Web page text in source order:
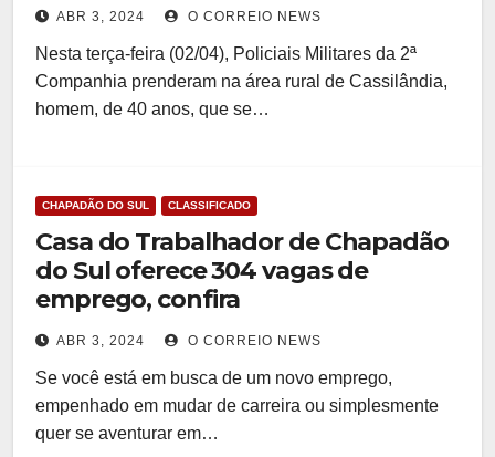
ABR 3, 2024 O CORREIO NEWS
Nesta terça-feira (02/04), Policiais Militares da 2ª
Companhia prenderam na área rural de Cassilândia,
homem, de 40 anos, que se…
CHAPADÃO DO SUL CLASSIFICADO
Casa do Trabalhador de Chapadão
do Sul oferece 304 vagas de
emprego, confira
ABR 3, 2024 O CORREIO NEWS
Se você está em busca de um novo emprego,
empenhado em mudar de carreira ou simplesmente
quer se aventurar em…